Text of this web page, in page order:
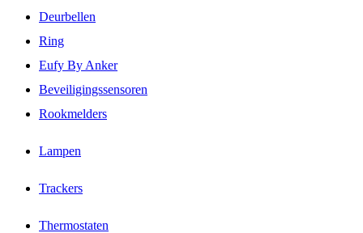
Deurbellen
Ring
Eufy By Anker
Beveiligingssensoren
Rookmelders
Lampen
Trackers
Thermostaten